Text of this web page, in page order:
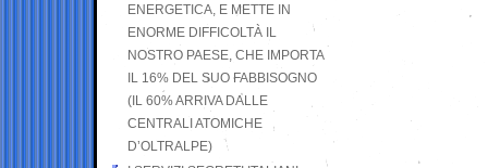
ENERGETICA, E METTE IN
ENORME DIFFICOLTÀ IL
NOSTRO PAESE, CHE IMPORTA
IL 16% DEL SUO FABBISOGNO
(IL 60% ARRIVA DALLE
CENTRALI ATOMICHE
D’OLTRALPE)